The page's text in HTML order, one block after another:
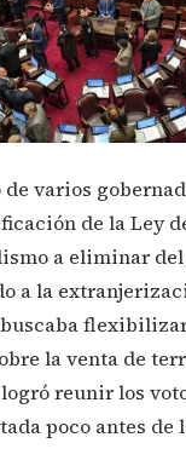
varios
de la Ley
a eliminar
a la
la venta de
reunir los
poco antes de